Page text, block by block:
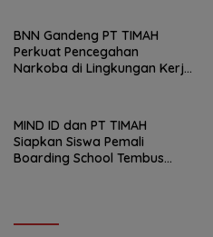
BNN Gandeng PT TIMAH
Perkuat Pencegahan
Narkoba di Lingkungan Kerja
MIND ID dan PT TIMAH
Siapkan Siswa Pemali
Boarding School Tembus